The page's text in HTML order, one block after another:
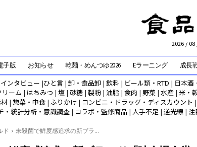
2026 /
子版 お知らせ 乾麺・めんつゆ2026 Eラーニング 成長
インタビュー |ひと言 |卸・食品卸 | 飲料 | ビール類・RTD | 日本酒
リーム | はちみつ | 塩 | 砂糖 | 製粉| 油脂 | 食肉 | 野菜 | 水産 | 米・
| 惣菜・中食 | ふりかけ | コンビニ・ドラッグ・ディスカウント |
・統計分析・意識調査 | コラボ・監修商品 | 人手不足 | 逆光線 | 注
ド 未殺菌で鮮度感追求の新ブラ...